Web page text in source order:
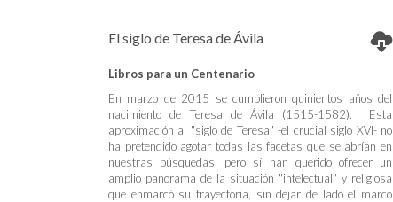
El siglo de Teresa de Ávila
Libros para un Centenario
En marzo de 2015 se cumplieron quinientos años del
nacimiento de Teresa de Ávila (1515-1582). Esta
aproximación al "siglo de Teresa" -el crucial siglo XVI- no
ha pretendido agotar todas las facetas que se abrían en
nuestras búsquedas, pero sí han querido ofrecer un
amplio panorama de la situación "intelectual" y religiosa
que enmarcó su trayectoria, sin dejar de lado el marco